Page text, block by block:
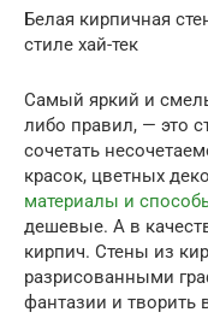
Белая кирпичная
стиле хай-тек
Самый яркий и
либо правил, — это
сочетать
красок, цветных
материалы и
дешевые. А в
кирпич. Стены из
разрисованными
фантазии и творить